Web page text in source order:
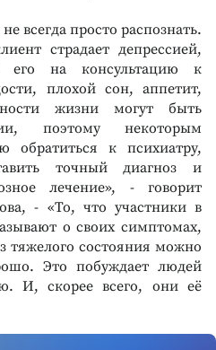
всегда просто распознать.
страдает депрессией,
его на консультацию к
плохой сон, аппетит,
жизни могут быть
поэтому некоторым
обратиться к психиатру,
точный диагноз и
лечение», - говорит
- «То, что участники в
о своих симптомах,
тяжелого состояния можно
Это побуждает людей
И, скорее всего, они её